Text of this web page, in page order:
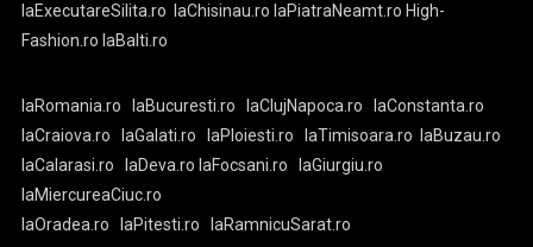
laExecutareSilita.ro
laChisinau.ro laPiatraNeamt.ro High-
Fashion.ro laBalti.ro
laRomania.ro laBucuresti.ro laClujNapoca.ro
laConstanta.ro
laCraiova.ro
laGalati.ro laPloiesti.ro laTimisoara.ro
laBuzau.ro
laCalarasi.ro
laDeva.ro laFocsani.ro
laGiurgiu.ro
laMiercureaCiuc.ro
laOradea.ro
laPitesti.ro
laRamnicuSarat.ro